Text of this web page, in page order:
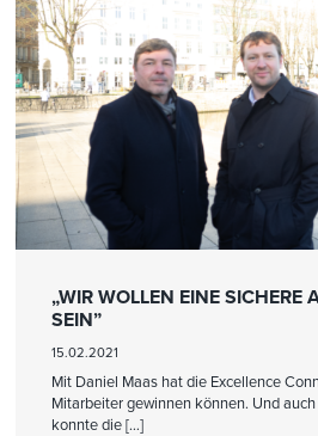
„WIR WOLLEN EINE SICHERE
SEIN”
15.02.2021
Mit Daniel Maas hat die Excellence
Mitarbeiter gewinnen können. Und
konnte die […]